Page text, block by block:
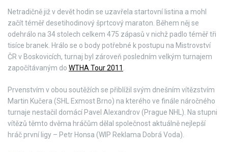
Netradičně již v devět hodin se uzavřela startovní listina a mohl
začít téměř desetihodinový šprtcový maraton. Během něj se
odehrálo na 34 stolech celkem 475 zápasů v nichž padlo téměř tři
tisíce branek. Hrálo se o body potřebné k postupu na Mistrovství
ČR v Boskovicích, turnaj byl zároveň posledním velkým turnajem
započítávaným do WTHA Tour 2011 .
Prvenstvím v obou soutěžích se přiblížil svým dnešním vítězstvím
Martin Kučera (SHL Exmost Brno) na kterého ve finále náročného
turnaje nestačil domácí Pavel Alexandrov (Prague NHL). Na stupni
vítězů těmto dvěma hráčům dělal společnost aktuálně nejlepší
hráč první ligy – Petr Honsa (WIP Reklama Dobrá Voda).